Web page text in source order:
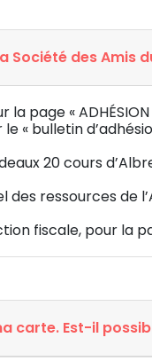
Société des Amis
la page «
« bulletin
20 cours
des ressources de
fiscale, pour la
carte. Est-il